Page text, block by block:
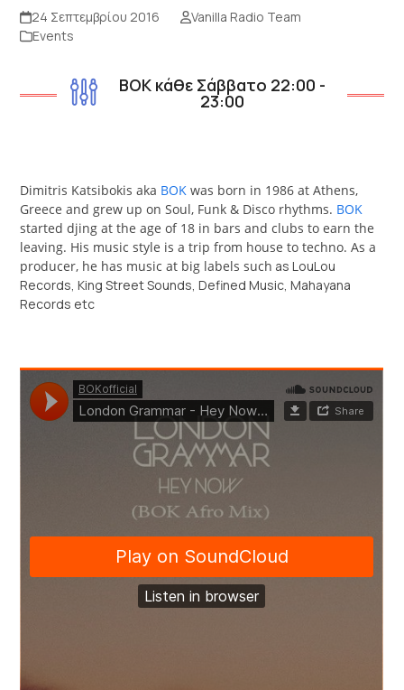
24 Σεπτεμβρίου 2016
Vanilla Radio Team
Events
BOK κάθε Σάββατο 22:00 -
23:00
Dimitris Katsibokis aka BOK was born in 1986 at Athens,
Greece and grew up on Soul, Funk & Disco rhythms. BOK
started djing at the age of 18 in bars and clubs to earn the
leaving. His music style is a trip from house to techno. As a
producer, he has music at big labels such as LouLou
Records, King Street Sounds, Defined Music, Mahayana
Records etc